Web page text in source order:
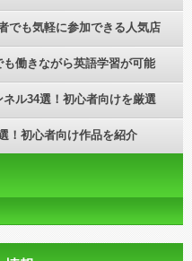
でも気軽に参加できる人気店
働きながら英語学習が可能
ル34選！初心者向けを厳選
！初心者向け作品を紹介